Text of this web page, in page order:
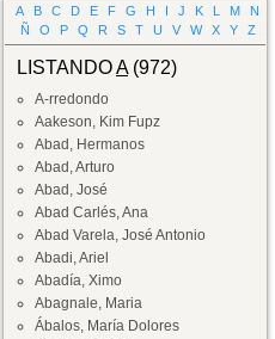
A B C D E F G H I J K L M
N
Ñ
O P Q R S T U V W X Y Z
LISTANDOA(972)
A-rredondo
Aakeson, Kim Fupz
Abad, Hermanos
Abad, Arturo
Abad, José
Abad Carlés, Ana
Abad Varela, José Antonio
Abadi, Ariel
Abadía, Ximo
Abagnale, Maria
Ábalos, María Dolores